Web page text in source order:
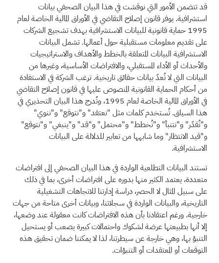
قد تتضمن الأمور التي نوقشت في هذا البيان الصحفي بيانات
استشرافية. يوفر قانون إصلاح التقاضي في الأوراق المالية الخاصة لعام
1995 حماية قانونية للبيانات الاستشرافية بهدف تشجيع الشركات
على تقديم معلومات مستقبلية حول أعمالها. تشمل البيانات
الاستشرافية البيانات المتعلقة بالخطط والأهداف والاستراتيجيات
والأحداث أو الأداء المستقبلي، والافتراضات الأساسية، وغيرها من
البيانات التي لا تُعدّ بيانات حقائق تاريخية. ترغب الشركة في الاستفادة
من أحكام الحماية القانونية المنصوص عليها في قانون إصلاح التقاضي
في الأوراق المالية الخاصة لعام 1995، وتُدرج هذا البيان التحذيري في
هذا السياق. تُستخدم كلمات مثل "نعتقد" و"نتوقع" و"ننوي"
و"نُقدّر" و"نتنبأ" و"نُخطط" و"محتمل" و"قد" و"ينبغي" و"نتوقع"
و"قيد الانتظار" وما شابهها من تعابير للدلالة على البيانات
الاستشرافية.
تستند البيانات التطلعية الواردة في هذا البيان الصحفي إلى افتراضات
متعددة، يعتمد الكثير منها بدوره على افتراضات أخرى، بما في ذلك
على سبيل المثال لا الحصر، دراسة إدارتنا للاتجاهات التشغيلية
التاريخية، والبيانات الواردة في سجلاتنا، وبيانات أخرى متاحة من جهات
خارجية. ورغم اعتقادنا بأن هذه الافتراضات كانت معقولة عند وضعها،
إلا أنها بطبيعتها عرضة لشكوك واحتمالات كبيرة يصعب أو يستحيل
التنبؤ بها، وهي خارجة عن سيطرتنا، لذا لا يمكننا ضمان تحقيق هذه
التوقعات أو المعتقدات أو التنبؤات.